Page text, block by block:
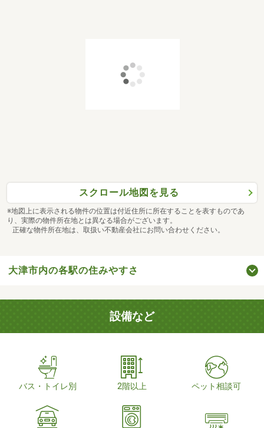
スクロール地図を見る
※地図上に表示される物件の位置は付近住所に所在することを表すものであ
り、実際の物件所在地とは異なる場合がございます。
正確な物件所在地は、取扱い不動産会社にお問い合わせください。
大津市内の各駅の住みやすさ
設備など
バス・トイレ別 2階以上 ペット相談可